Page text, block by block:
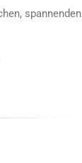
spannenden